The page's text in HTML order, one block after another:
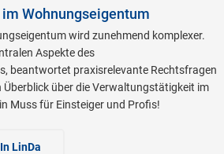
Wohnungseigentum
wird zunehmend komplexer.
Aspekte des
beantwortet praxisrelevante Rechtsfragen
über die Verwaltungstätigkeit im
Muss für Einsteiger und Profis!
In LinDa